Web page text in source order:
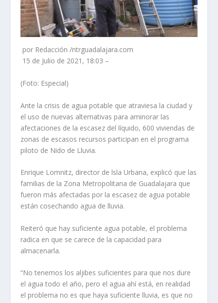
por Redacción /ntrguadalajara.com
15 de Julio de 2021, 18:03 –
(Foto: Especial)
Ante la crisis de agua potable que atraviesa la ciudad y
el uso de nuevas alternativas para aminorar las
afectaciones de la escasez del líquido, 600 viviendas de
zonas de escasos recursos participan en el programa
piloto de Nido de Lluvia.
Enrique Lomnitz, director de lsla Urbana, explicó que las
familias de la Zona Metropolitana de Guadalajara que
fueron más afectadas por la escasez de agua potable
están cosechando agua de lluvia.
Reiteró que hay suficiente agua potable, el problema
radica en que se carece de la capacidad para
almacenarla.
“No tenemos los aljibes suficientes para que nos dure
el agua todo el año, pero el agua ahí está, en realidad
el problema no es que haya suficiente lluvia, es que no